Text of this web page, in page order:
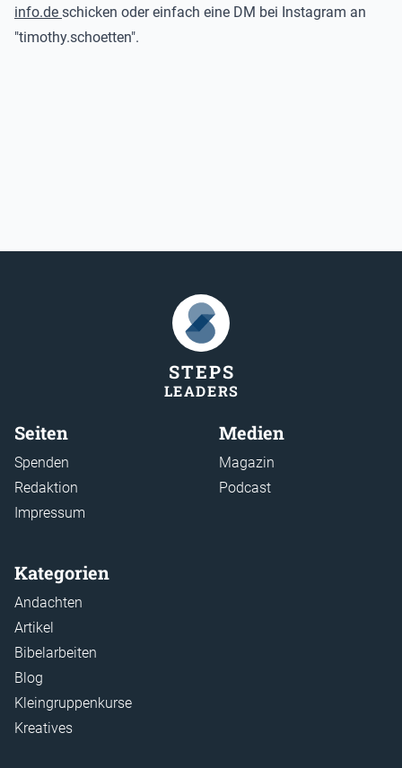
info.de schicken oder einfach eine DM bei Instagram an
"timothy.schoetten".
STEPS
LEADERS
Seiten
Spenden
Redaktion
Impressum
Medien
Magazin
Podcast
Kategorien
Andachten
Artikel
Bibelarbeiten
Blog
Kleingruppenkurse
Kreatives